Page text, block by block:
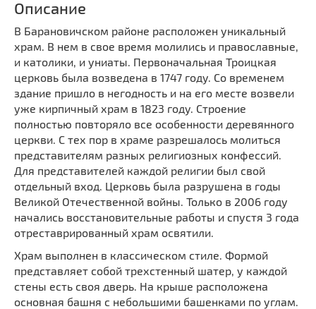
Памятники геодезии
Памятники природы
Памятники известным людям
Церкви
Монастыри
Костелы
Мечети
Часовни
Кирхи
Кладбище
Театры
Галереи
Выберите район
Выберите населенный пункт
Выберите направление
Описание
В Барановичском районе расположен уникальный
храм. В нем в свое время молились и православные,
и католики, и униаты. Первоначальная Троицкая
церковь была возведена в 1747 году. Со временем
здание пришло в негодность и на его месте возвели
уже кирпичный храм в 1823 году. Строение
полностью повторяло все особенности деревянного
церкви. С тех пор в храме разрешалось молиться
представителям разных религиозных конфессий.
Для представителей каждой религии был свой
отдельный вход. Церковь была разрушена в годы
Великой Отечественной войны. Только в 2006 году
начались восстановительные работы и спустя 3 года
отреставрированный храм освятили.
Храм выполнен в классическом стиле. Формой
представляет собой трехстенный шатер, у каждой
стены есть своя дверь. На крыше расположена
основная башня с небольшими башенками по углам.